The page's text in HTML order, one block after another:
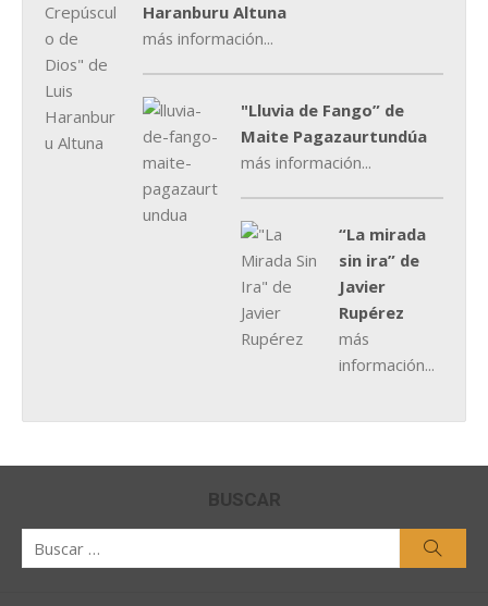
Haranburu Altuna
más información...
"Lluvia de Fango” de
Maite Pagazaurtundúa
más información...
“La mirada
sin ira” de
Javier
Rupérez
más
información...
BUSCAR